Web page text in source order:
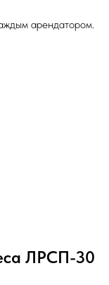
арендатором.
ЛРСП-30